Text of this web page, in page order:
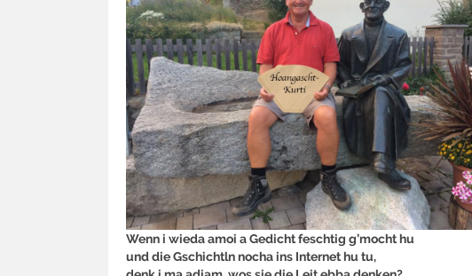
Wenn i wieda amoi a Gedicht feschtig g’mocht hu
und die Gschichtln nocha ins Internet hu tu,